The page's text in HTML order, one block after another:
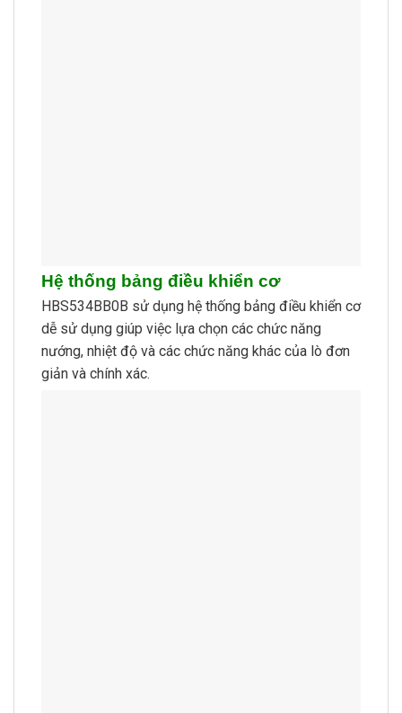
Hệ thống bảng điều khiển cơ
HBS534BB0B sử dụng hệ thống bảng điều khiển cơ
dễ sử dụng giúp việc lựa chọn các chức năng
nướng, nhiệt độ và các chức năng khác của lò đơn
giản và chính xác.